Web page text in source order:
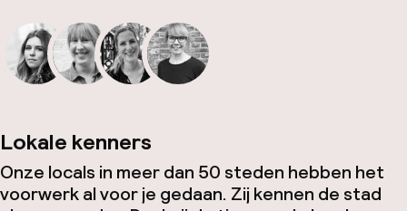
Lokale kenners
Onze locals in meer dan 50 steden hebben het
voorwerk al voor je gedaan. Zij kennen de stad